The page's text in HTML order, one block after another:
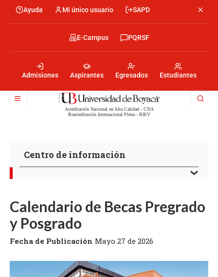
contenido
Menu
encabezado
Ayuda Mi único usuario SAPD
encabezado
Admisiones Aspirantes Egresados Estudiantes
Menu
encabezado
-
Derecha
E-Campus PQRSF
Menú
Acreditación Nacional en Alta Calidad - CNA
Reacreditación Internacional Plena - RIEV
Centro de información
Calendario de Becas Pregrado
y Posgrado
Fecha de Publicación Mayo 27 de 2026